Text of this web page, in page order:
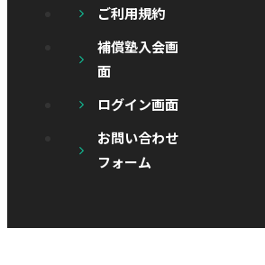
ご利用規約
補償塾入会画
面
ログイン画面
お問い合わせ
フォーム